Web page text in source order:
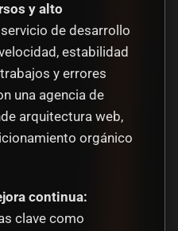
y alto
de desarrollo
estabilidad
y errores
una agencia de
arquitectura web,
orgánico
clave como